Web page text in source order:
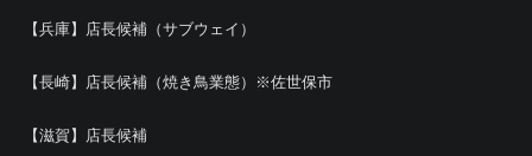
【兵庫】店長候補（サブウェイ）
【長崎】店長候補（焼き鳥業態）※佐世保市
【滋賀】店長候補